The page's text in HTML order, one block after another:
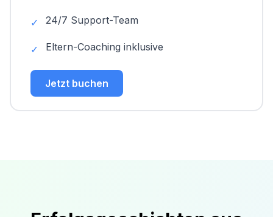
✓ 24/7 Support-Team
✓ Eltern-Coaching inklusive
Jetzt buchen